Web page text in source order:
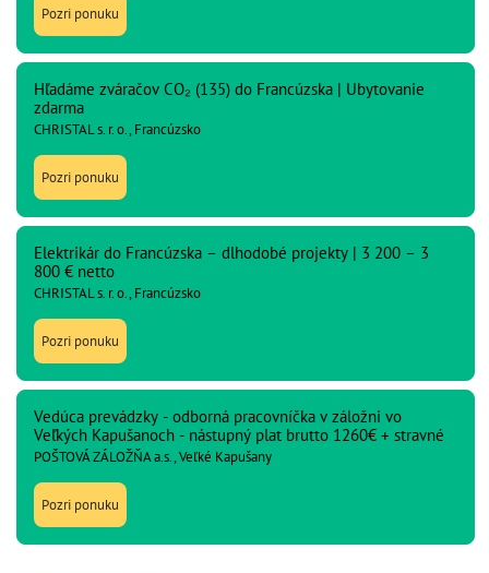
Pozri ponuku
Hľadáme zváračov CO₂ (135) do Francúzska | Ubytovanie
zdarma
CHRISTAL s. r. o., Francúzsko
Pozri ponuku
Elektrikár do Francúzska – dlhodobé projekty | 3 200 – 3
800 € netto
CHRISTAL s. r. o., Francúzsko
Pozri ponuku
Vedúca prevádzky - odborná pracovníčka v záložni vo
Veľkých Kapušanoch - nástupný plat brutto 1260€ + stravné
POŠTOVÁ ZÁLOŽŇA a.s., Veľké Kapušany
Pozri ponuku